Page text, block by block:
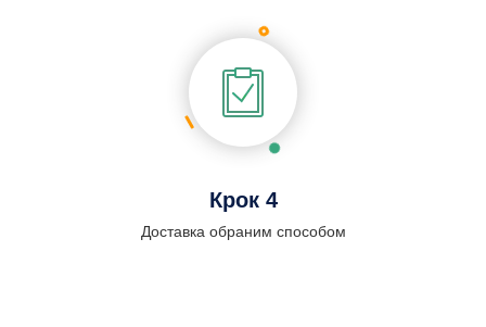
Крок 4
Доставка обраним способом